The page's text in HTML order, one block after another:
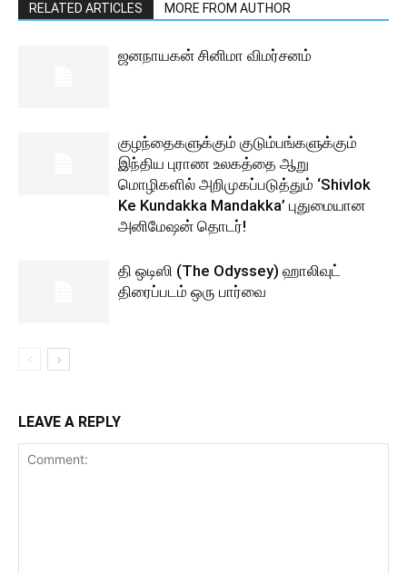
RELATED ARTICLES MORE FROM AUTHOR
ஜனநாயகன் சினிமா விமர்சனம்
குழந்தைகளுக்கும் குடும்பங்களுக்கும்
இந்திய புராண உலகத்தை ஆறு
மொழிகளில் அறிமுகப்படுத்தும் ‘Shivlok
Ke Kundakka Mandakka’ புதுமையான
அனிமேஷன் தொடர்!
தி ஒடிஸி (The Odyssey) ஹாலிவுட்
திரைப்படம் ஒரு பார்வை
LEAVE A REPLY